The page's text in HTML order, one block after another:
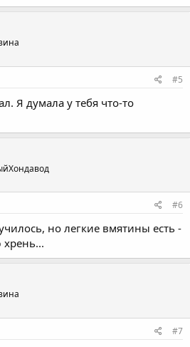
#5
Я думала у тебя что-то
#6
но легкие вмятины есть -
#7